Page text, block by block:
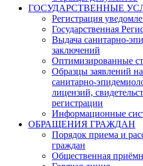
ГОСУДАРСТВЕННЫЕ
Регистрация
Государственная
Выдача санитарно-
заключений
Оптимизированные
Образцы заявлений
санитарно-
лицензий,
регистрации
Информационные
ОБРАЩЕНИЯ ГРАЖДАН
Порядок приема и
граждан
Общественная